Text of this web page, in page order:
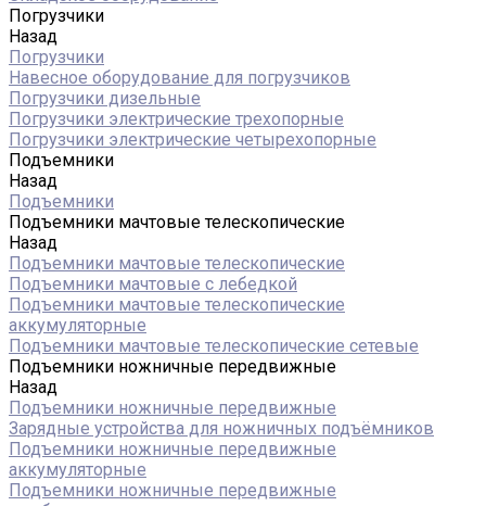
Погрузчики
Назад
Погрузчики
Навесное оборудование для погрузчиков
Погрузчики дизельные
Погрузчики электрические трехопорные
Погрузчики электрические четырехопорные
Подъемники
Назад
Подъемники
Подъемники мачтовые телескопические
Назад
Подъемники мачтовые телескопические
Подъемники мачтовые с лебедкой
Подъемники мачтовые телескопические
аккумуляторные
Подъемники мачтовые телескопические сетевые
Подъемники ножничные передвижные
Назад
Подъемники ножничные передвижные
Зарядные устройства для ножничных подъёмников
Подъемники ножничные передвижные
аккумуляторные
Подъемники ножничные передвижные